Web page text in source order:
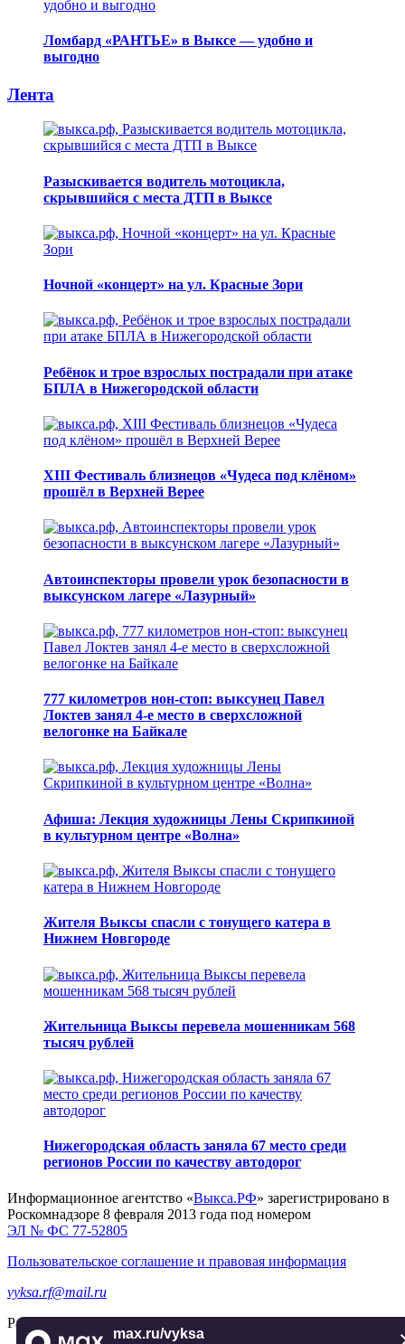
Ломбард «РАНТЬЕ» в Выксе — удобно и
выгодно
Лента
Разыскивается водитель мотоцикла,
скрывшийся с места ДТП в Выксе
Ночной «концерт» на ул. Красные Зори
Ребёнок и трое взрослых пострадали при атаке
БПЛА в Нижегородской области
XIII Фестиваль близнецов «Чудеса под клёном»
прошёл в Верхней Верее
Автоинспекторы провели урок безопасности в
выксунском лагере «Лазурный»
777 километров нон-стоп: выксунец Павел
Локтев занял 4-е место в сверхсложной
велогонке на Байкале
Афиша: Лекция художницы Лены Скрипкиной
в культурном центре «Волна»
Жителя Выксы спасли с тонущего катера в
Нижнем Новгороде
Жительница Выксы перевела мошенникам 568
тысяч рублей
Нижегородская область заняла 67 место среди
регионов России по качеству автодорог
max.ru/vyksa
Информационное агентство «Выкса.РФ» зарегистрировано в
Роскомнадзоре 8 февраля 2013 года под номером
ЭЛ № ФС 77-52805
Пользовательское соглашение и правовая информация
vyksa.rf@mail.ru
Разработка и продвижение —